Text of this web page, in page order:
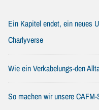
Ein Kapitel endet, ein neues
Charlyverse
Wie ein Verkabelungs-den
So machen wir unsere